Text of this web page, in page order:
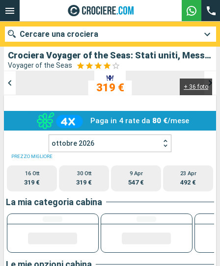
Crociera Voyager of the Seas: Stati uniti, Messico in partenza da Los Angeles
Voyager of the Seas
+ 36 foto
319 €
Paga in 4 rate da 80 €/mese
ottobre 2026
PREZZO MIGLIORE
16 Ott
319 €
30 Ott
319 €
9 Apr
547 €
23 Apr
492 €
La mia categoria cabina
Cercare una crociera
Mesi di partenza
Porti Compagnie